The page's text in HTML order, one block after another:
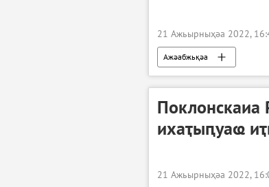
21 Ажьырныҳәа 2022,
Ажәабжьқәа
Поклонскаиа
ихаҭыԥуаҩ
21 Ажьырныҳәа 2022,